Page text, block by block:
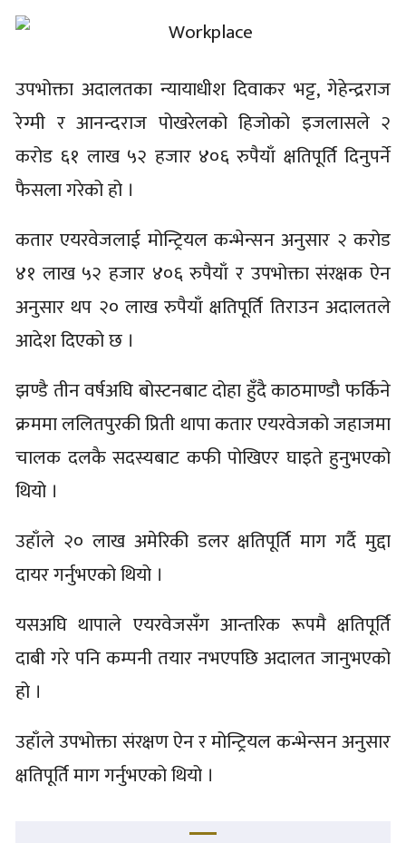
उपभोक्ता अदालतका न्यायाधीश दिवाकर भट्ट, गेहेन्द्रराज
रेग्मी र आनन्दराज पोखरेलको हिजोको इजलासले २
करोड ६१ लाख ५२ हजार ४०६ रुपैयाँ क्षतिपूर्ति दिनुपर्ने
फैसला गरेको हो ।
कतार एयरवेजलाई मोन्ट्रियल कन्भेन्सन अनुसार २ करोड
४१ लाख ५२ हजार ४०६ रुपैयाँ र उपभोक्ता संरक्षक ऐन
अनुसार थप २० लाख रुपैयाँ क्षतिपूर्ति तिराउन अदालतले
आदेश दिएको छ ।
झण्डै तीन वर्षअघि बोस्टनबाट दोहा हुँदै काठमाण्डौ फर्किने
क्रममा ललितपुरकी प्रिती थापा कतार एयरवेजको जहाजमा
चालक दलकै सदस्यबाट कफी पोखिएर घाइते हुनुभएको
थियो ।
उहाँले २० लाख अमेरिकी डलर क्षतिपूर्ति माग गर्दै मुद्दा
दायर गर्नुभएको थियो ।
यसअघि थापाले एयरवेजसँग आन्तरिक रूपमै क्षतिपूर्ति
दाबी गरे पनि कम्पनी तयार नभएपछि अदालत जानुभएको
हो ।
उहाँले उपभोक्ता संरक्षण ऐन र मोन्ट्रियल कन्भेन्सन अनुसार
क्षतिपूर्ति माग गर्नुभएको थियो ।